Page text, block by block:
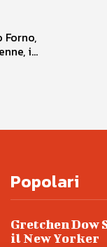
i...
Popolari
Gretchen Dow
il New Yorker